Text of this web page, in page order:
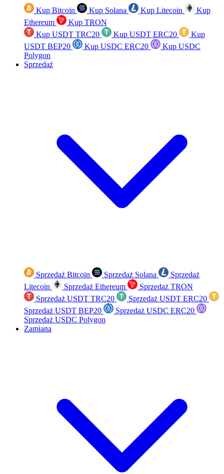
Kup Bitcoin Kup Solana Kup Litecoin
Kup
Ethereum
Kup TRON
Kup USDT TRC20
Kup USDT ERC20
Kup
USDT BEP20
Kup USDC ERC20
Kup USDC
Polygon
Sprzedaż
Sprzedaż Bitcoin Sprzedaż Solana
Sprzedaż
Litecoin
Sprzedaż Ethereum
Sprzedaż TRON
Sprzedaż USDT TRC20
Sprzedaż USDT ERC20
Sprzedaż USDT BEP20
Sprzedaż USDC ERC20
Sprzedaż USDC Polygon
Zamiana